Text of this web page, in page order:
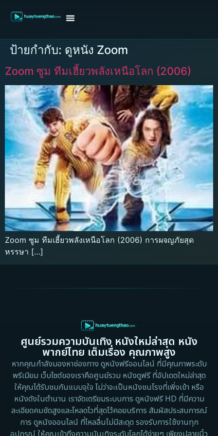
ป้ายกำกับ: ดูหนัง Zoom
Zoom ซูม ทีมเฮี้ยวพลังเหนือโลก (2006)
Zoom ซูม ทีมเฮี้ยวพลังเหนือโลก (2006) การผจญภัยสุด
หรรษา […]
ศูนย์รวมความบันเทิง หนังใหม่ล่าสุด หนัง
พากย์ไทย เต็มเรื่อง คุณภาพสูง
หากคุณกำลังมองหาช่องทาง ดูหนังฟรีออนไลน์ ที่มีคุณภาพระดับ
พรีเมียม เว็บไซต์ของเราคือศูนย์รวม หนังดูฟรี ที่อัปเดตใหม่ล่าสุด
ให้คุณได้รับชมกันแบบจุใจ ไม่ว่าจะเป็นหนังชนโรงที่เพิ่งเข้า หรือ
หนังดังในตำนาน เราจัดเตรียมระบบการ ดูหนังฟรี HD ที่มีความ
ละเอียดคมชัดสูงและโหลดไวที่สุดไว้คอยบริการ สัมผัสประสบการณ์
การ ดูหนังออนไลน์ ที่ไหลลื่นไม่มีสะดุด รองรับการใช้งานทุก